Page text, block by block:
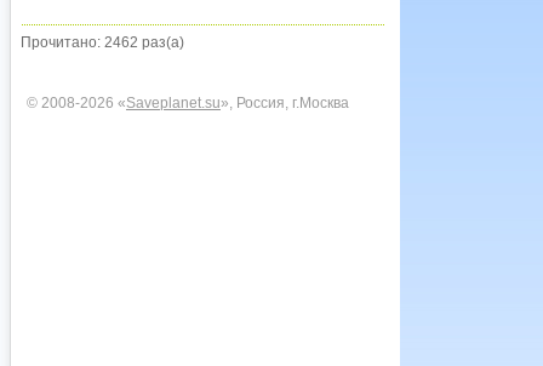
Прочитано: 2462 раз(а)
© 2008-2026 «Saveplanet.su», Россия, г.Москва